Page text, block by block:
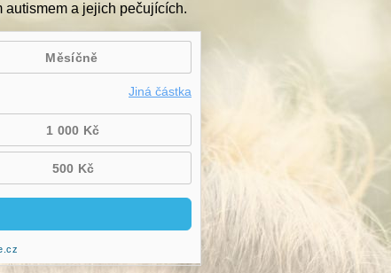
autismem a jejich pečujících.